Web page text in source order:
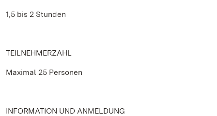
1,5 bis 2 Stunden
TEILNEHMERZAHL
Maximal 25 Personen
INFORMATION UND ANMELDUNG